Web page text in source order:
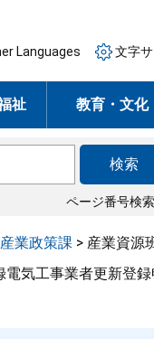
Languages 文字
祉 教育・文化
ページ番号検索
産業政策課 > 産業資源
気工事業者更新登